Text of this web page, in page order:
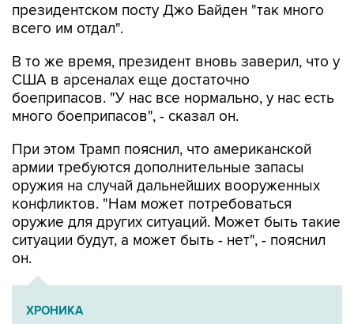
президентском посту Джо Байден "так много
всего им отдал".
В то же время, президент вновь заверил, что у
США в арсеналах еще достаточно
боеприпасов. "У нас все нормально, у нас есть
много боеприпасов", - сказал он.
При этом Трамп пояснил, что американской
армии требуются дополнительные запасы
оружия на случай дальнейших вооруженных
конфликтов. "Нам может потребоваться
оружие для других ситуаций. Может быть такие
ситуации будут, а может быть - нет", - пояснил
он.
ХРОНИКА